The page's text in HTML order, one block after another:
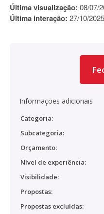
Última visualização: 08/07/
Última interação: 27/10/
Informações adicionais
Categoria:
Subcategoria:
Orçamento:
Nível de experiência:
Visibilidade:
Propostas:
Propostas excluídas: